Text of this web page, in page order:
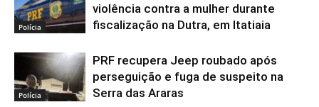
Polícia
violência contra a mulher durante
fiscalização na Dutra, em Itatiaia
Polícia
PRF recupera Jeep roubado após
perseguição e fuga de suspeito na
Serra das Araras